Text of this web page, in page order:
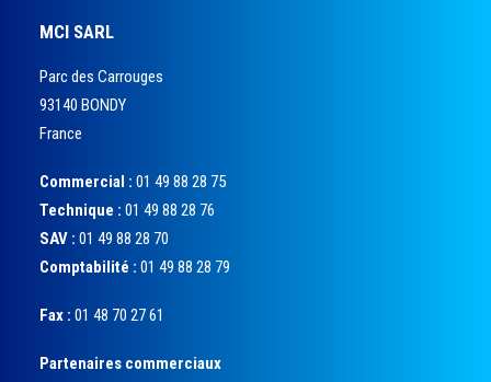
MCI SARL
Parc des Carrouges
93140 BONDY
France
Commercial : 01 49 88 28 75
Technique : 01 49 88 28 76
SAV : 01 49 88 28 70
Comptabilité : 01 49 88 28 79
Fax : 01 48 70 27 61
Partenaires commerciaux